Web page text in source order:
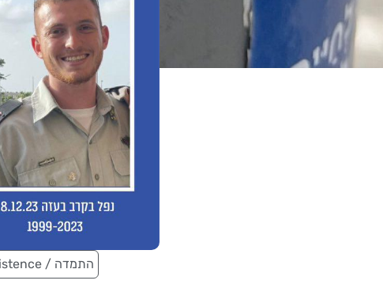
Persistence / התמדה